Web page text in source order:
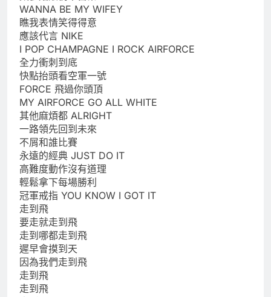
WANNA BE MY WIFEY
瞧我表情笑得得意
應該代言 NIKE
I POP CHAMPAGNE I ROCK AIRFORCE
全力衝刺到底
快點抬頭看空軍一號
FORCE 飛過你頭頂
MY AIRFORCE GO ALL WHITE
其他麻煩都 ALRIGHT
一路領先回到未來
不屑和誰比賽
永遠的經典 JUST DO IT
高難度動作沒有道理
輕鬆拿下每場勝利
冠軍戒指 YOU KNOW I GOT IT
走到飛
要走就走到飛
走到哪都走到飛
遲早會摸到天
因為我們走到飛
走到飛
走到飛